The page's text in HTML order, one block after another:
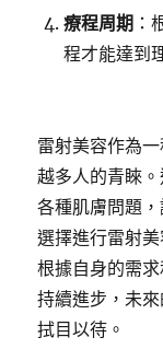
療程周期 ：
程才能達到
雷射美容作為
越多人的青睞
各種肌膚問題
選擇進行雷射
根據自身的需
持續進步，未
拭目以待。